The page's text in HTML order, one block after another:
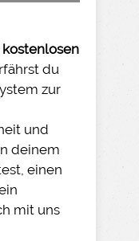
kostenlosen
du
zur
und
deinem
einen
mit uns